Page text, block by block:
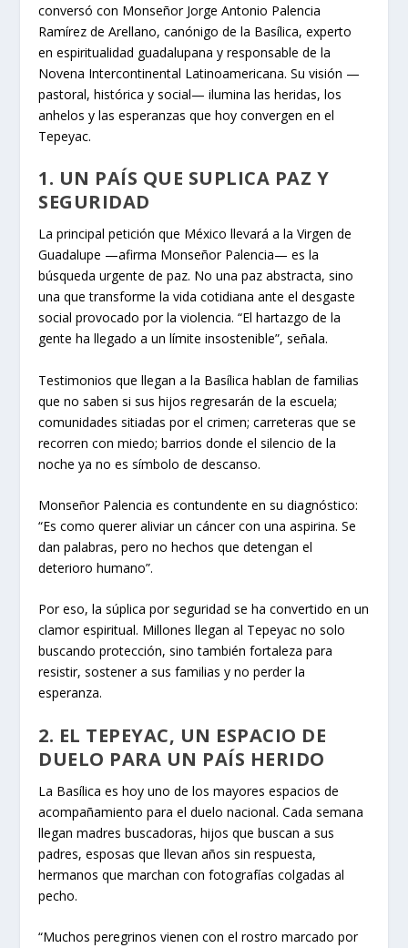
conversó con Monseñor Jorge Antonio Palencia
Ramírez de Arellano, canónigo de la Basílica, experto
en espiritualidad guadalupana y responsable de la
Novena Intercontinental Latinoamericana. Su visión —
pastoral, histórica y social— ilumina las heridas, los
anhelos y las esperanzas que hoy convergen en el
Tepeyac.
1. UN PAÍS QUE SUPLICA PAZ Y
SEGURIDAD
La principal petición que México llevará a la Virgen de
Guadalupe —afirma Monseñor Palencia— es la
búsqueda urgente de paz. No una paz abstracta, sino
una que transforme la vida cotidiana ante el desgaste
social provocado por la violencia. “El hartazgo de la
gente ha llegado a un límite insostenible”, señala.
Testimonios que llegan a la Basílica hablan de familias
que no saben si sus hijos regresarán de la escuela;
comunidades sitiadas por el crimen; carreteras que se
recorren con miedo; barrios donde el silencio de la
noche ya no es símbolo de descanso.
Monseñor Palencia es contundente en su diagnóstico:
“Es como querer aliviar un cáncer con una aspirina. Se
dan palabras, pero no hechos que detengan el
deterioro humano”.
Por eso, la súplica por seguridad se ha convertido en un
clamor espiritual. Millones llegan al Tepeyac no solo
buscando protección, sino también fortaleza para
resistir, sostener a sus familias y no perder la
esperanza.
2. EL TEPEYAC, UN ESPACIO DE
DUELO PARA UN PAÍS HERIDO
La Basílica es hoy uno de los mayores espacios de
acompañamiento para el duelo nacional. Cada semana
llegan madres buscadoras, hijos que buscan a sus
padres, esposas que llevan años sin respuesta,
hermanos que marchan con fotografías colgadas al
pecho.
“Muchos peregrinos vienen con el rostro marcado por